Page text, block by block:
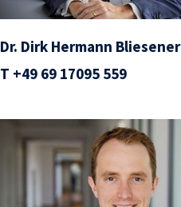
Dr. Dirk Hermann Bliesener
T +49 69 17095 559